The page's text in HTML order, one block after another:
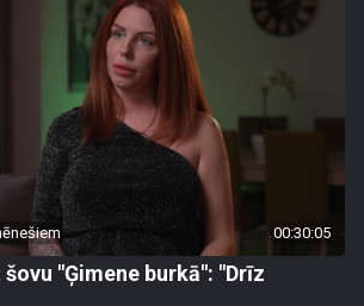
00:30:05
"Ģimene burkā": "Drīz